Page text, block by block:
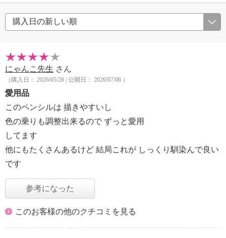
にゃんこ先生 さん
（購入日： 2026/05/28 | 公開日： 2026/07/06 ）
愛用品
このペンシルは 描きやすいし
色の乗りも調整出来るので ずっと愛用
してます
他にもたくさんあるけど 結局これが しっくり馴染んで良い
です
参考になった
このお客様の他のクチコミを見る